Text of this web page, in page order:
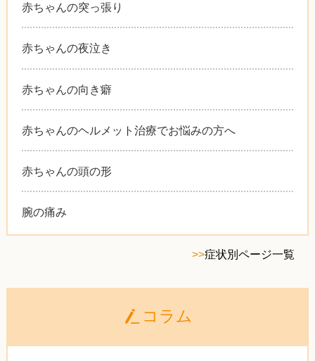
赤ちゃんの突っ張り
赤ちゃんの夜泣き
赤ちゃんの向き癖
赤ちゃんのヘルメット治療でお悩みの方へ
赤ちゃんの頭の形
腕の痛み
>>症状別ページ一覧
コラム